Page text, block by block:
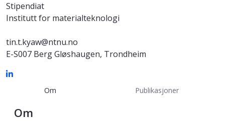
Stipendiat
Institutt for materialteknologi
tin.t.kyaw@ntnu.no
E-S007 Berg Gløshaugen, Trondheim
Om Publikasjoner
Om